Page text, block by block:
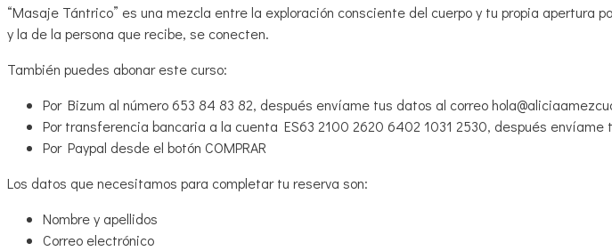
“Masaje Tántrico” es una mezcla entre la exploración consciente del cuerpo y tu propia apertura
y la de la persona que recibe, se conecten.
También puedes abonar este curso:
Por Bizum al número 653 84 83 82, después envíame tus datos al correo
Por transferencia bancaria a la cuenta ES63 2100 2620 6402 1031 2530, después envíame
Por Paypal desde el botón COMPRAR
Los datos que necesitamos para completar tu reserva son:
Nombre y apellidos
Correo electrónico